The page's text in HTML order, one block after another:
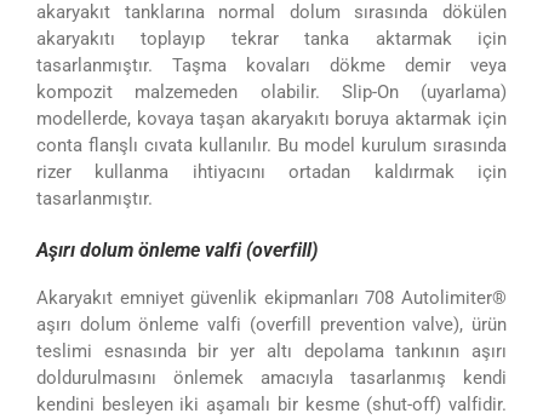
akaryakıt tanklarına normal dolum sırasında dökülen
akaryakıtı toplayıp tekrar tanka aktarmak için
tasarlanmıştır. Taşma kovaları dökme demir veya
kompozit malzemeden olabilir. Slip-On (uyarlama)
modellerde, kovaya taşan akaryakıtı boruya aktarmak için
conta flanşlı cıvata kullanılır. Bu model kurulum sırasında
rizer kullanma ihtiyacını ortadan kaldırmak için
tasarlanmıştır.
Aşırı dolum önleme valfi (overfill)
Akaryakıt emniyet güvenlik ekipmanları 708 Autolimiter®
aşırı dolum önleme valfi (overfill prevention valve), ürün
teslimi esnasında bir yer altı depolama tankının aşırı
doldurulmasını önlemek amacıyla tasarlanmış kendi
kendini besleyen iki aşamalı bir kesme (shut-off) valfidir.